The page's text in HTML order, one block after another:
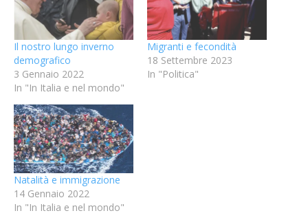
Il nostro lungo inverno
demografico
3 Gennaio 2022
In "In Italia e nel mondo"
Migranti e fecondità
18 Settembre 2023
In "Politica"
Natalità e immigrazione
14 Gennaio 2022
In "In Italia e nel mondo"